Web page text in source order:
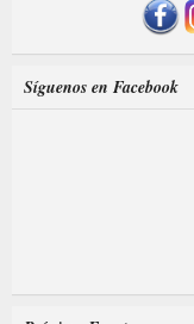
Síguenos en Facebook